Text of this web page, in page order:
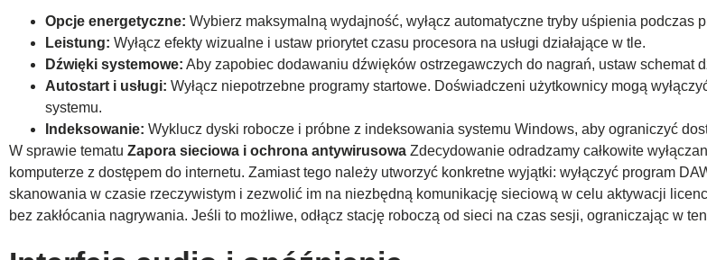
Opcje energetyczne: Wybierz maksymalną wydajność, wyłącz automatyczne tryby uśpienia podczas
Leistung: Wyłącz efekty wizualne i ustaw priorytet czasu procesora na usługi działające w tle.
Dźwięki systemowe: Aby zapobiec dodawaniu dźwięków ostrzegawczych do nagrań, ustaw schemat
Autostart i usługi: Wyłącz niepotrzebne programy startowe. Doświadczeni użytkownicy mogą
systemu.
Indeksowanie: Wyklucz dyski robocze i próbne z indeksowania systemu Windows, aby ograniczyć
W sprawie tematu Zapora sieciowa i ochrona antywirusowa Zdecydowanie odradzamy całkowite
komputerze z dostępem do internetu. Zamiast tego należy utworzyć konkretne wyjątki: wyłączyć program
skanowania w czasie rzeczywistym i zezwolić im na niezbędną komunikację sieciową w celu aktywacji
bez zakłócania nagrywania. Jeśli to możliwe, odłącz stację roboczą od sieci na czas sesji, ograniczając w